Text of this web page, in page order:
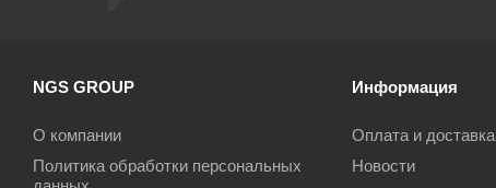
NGS GROUP
О компании
Политика обработки персональных
Информация
Оплата и доставка
Новости